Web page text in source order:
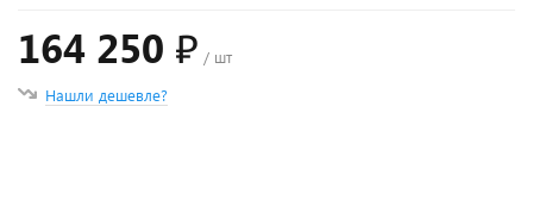
164 250 ₽ / шт
Нашли дешевле?